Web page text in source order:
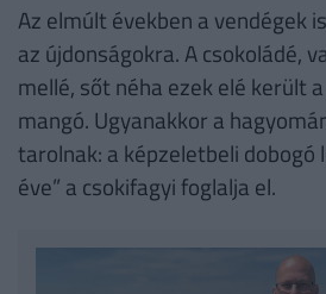
Az elmúlt években a vendégek
az újdonságokra. A csokoládé,
mellé, sőt néha ezek elé került
mangó. Ugyanakkor a
tarolnak: a képzeletbeli dobogó
éve” a csokifagyi foglalja el.